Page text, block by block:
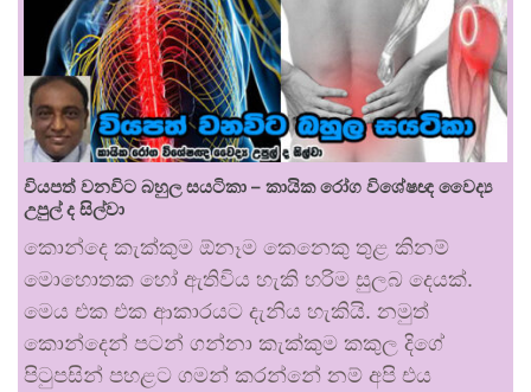
වියපත් වනවිට බහුල සයටිකා – කායික රෝග විශේෂඥ වෛද්‍ය
උපුල් ද සිල්වා
කොන්දෙ කැක්කුම ඕනෑම කෙනෙකු තුළ කිනම්
මොහොතක හෝ ඇතිවිය හැකි හරිම සුලබ දෙයක්.
මෙය එක එක ආකාරයට දැනිය හැකියි. නමුත්
කොන්දෙන් පටන් ගන්නා කැක්කුම කකුල දිගේ
පිටුපසින් පහළට ගමන් කරන්නේ නම් අපි එය